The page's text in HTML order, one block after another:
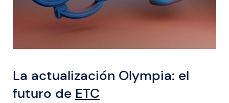
La actualización Olympia: el
futuro de ETC